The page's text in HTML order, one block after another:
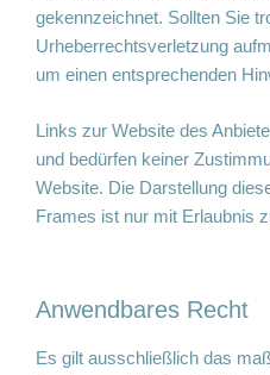
gekennzeichnet. Sollten Sie
Urheberrechtsverletzung
um einen entsprechenden
Links zur Website des
und bedürfen keiner
Website. Die Darstellung
Frames ist nur mit Erlaubnis
Anwendbares Recht
Es gilt ausschließlich das